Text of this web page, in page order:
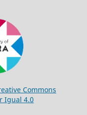
Commons
Igual 4.0